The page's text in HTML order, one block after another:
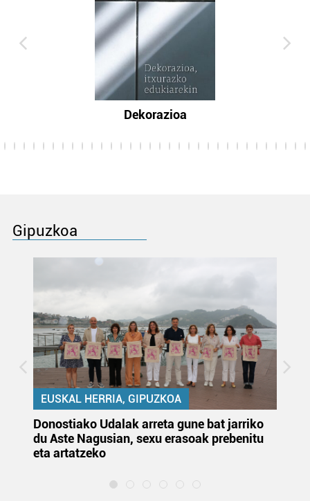
Dekorazioa
Gipuzkoa
EUSKAL HERRIA, GIPUZKOA
Donostiako Udalak arreta gune bat jarriko
du Aste Nagusian, sexu erasoak prebenitu
eta artatzeko